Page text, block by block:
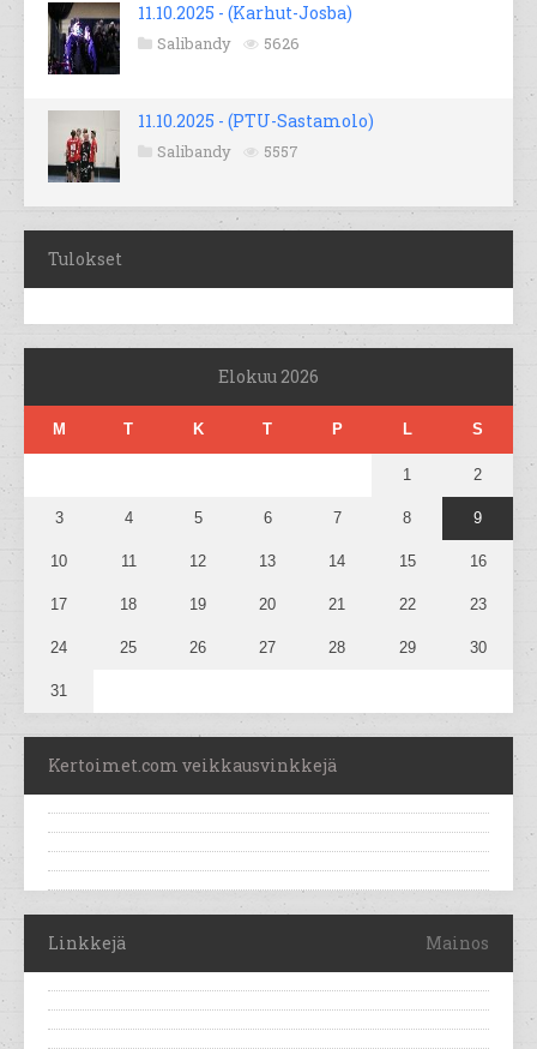
11.10.2025 - (Karhut-Josba)
Salibandy 5626
11.10.2025 - (PTU-Sastamolo)
Salibandy 5557
Tulokset
Elokuu 2026
M T K T P L S
1 2
3 4 5 6 7 8 9
10 11 12 13 14 15 16
17 18 19 20 21 22 23
24 25 26 27 28 29 30
31
Kertoimet.com veikkausvinkkejä
Linkkejä Mainos